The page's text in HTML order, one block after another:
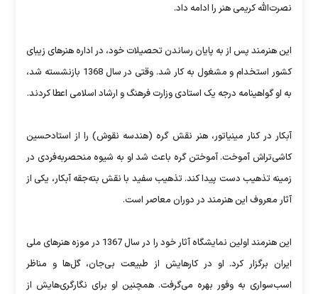
نصرت‌الله کریمی هنر را ادامه داد.
این هنرمند پس از به پایان رساندن تحصیلات خود، در اداره هنرهای زیبای
کشور استخدام و مشغول به کار شد. وقتی در سال 1368 بازنشسته شد،
به او گواهینامه درجه یک استادی وزارت فرهنگ و ارشاد اسلامی اعطا کردند.
آبکار در کنار مینیاتور، هنر نقش گره (هندسه نقوش) را از استادحسین
کاشی‌تراش آموخت. آموختن گره باعث شد او به شیوه منحصربه‌فردی در
زمینه تذهیب دست پیدا کند. تذهیب سفید با نقش بته‌جقه آبکار، یکی از
آثار معروف این هنرمند در دوران معاصر است.
این هنرمند اولین نمایشگاه آثار خود را در سال 1367 در موزه هنرهای ملی
ایران برگزار کرد. او در کارهایش از طبیعت بی‌جان، گل‌ها و مناظر
اسب‌سواری به وفور بهره می‌گرفت. همچنین او برای نگارگری‌هایش از